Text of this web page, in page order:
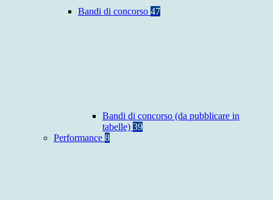
Bandi di concorso 47
Bandi di concorso (da pubblicare in
tabelle) 39
Performance 8